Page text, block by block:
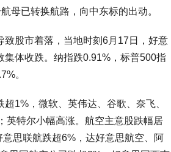
母已转换航路，向中东标的出动。
致股市着落，当地时刻6月17日，好意
集体收跌。纳指跌0.91%，标普500指
。
1%，微软、英伟达、谷歌、奈飞、
英特尔小幅高涨。航空主意股跌幅居
思联航跌超6%，达好意思航空、阿